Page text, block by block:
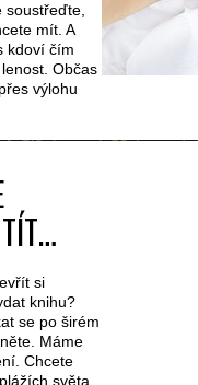
soustřeďte,
mít. A
kdoví čím
Občas
výlohu
si
knihu?
se po širém
Máme
Chcete
světa,